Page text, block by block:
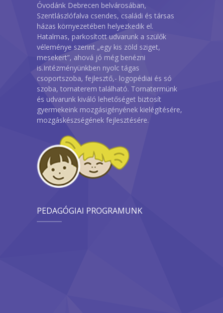
Óvodánk Debrecen belvárosában,
Szentlászlófalva csendes, családi és társas
házas környezetében helyezkedik el.
Hatalmas, parkosított udvarunk a szülők
véleménye szerint „egy kis zöld sziget,
mesekert”, ahová jó még benézni
is.Intézményünkben nyolc tágas
csoportszoba, fejlesztő,- logopédiai és só
szoba, tornaterem található. Tornatermünk
és udvarunk kiváló lehetőséget biztosít
gyermekeink mozgásigényének kielégítésére,
mozgáskészségének fejlesztésére.
PEDAGÓGIAI PROGRAMUNK